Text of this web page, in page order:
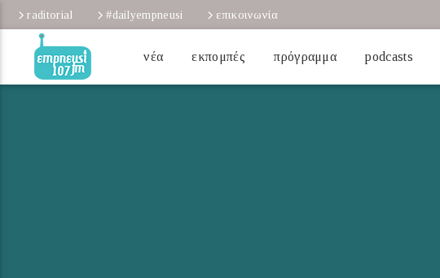
raditorial #dailyempneusi επικοινωνία
νέα εκπομπές πρόγραμμα podcasts